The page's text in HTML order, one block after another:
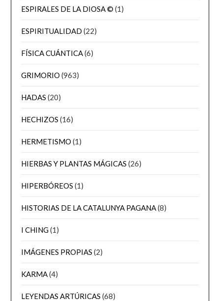
ESPIRALES DE LA DIOSA © (1)
ESPIRITUALIDAD (22)
FÍSICA CUÁNTICA(6)
GRIMORIO (963)
HADAS (20)
HECHIZOS (16)
HERMETISMO (1)
HIERBAS Y PLANTAS MÁGICAS (26)
HIPERBÓREOS (1)
HISTORIAS DE LA CATALUNYA PAGANA(8)
I CHING(1)
IMÁGENES PROPIAS (2)
KARMA(4)
LEYENDAS ARTÚRICAS (68)